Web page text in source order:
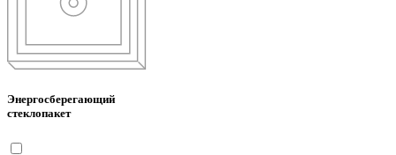
Энергосберегающий
стеклопакет